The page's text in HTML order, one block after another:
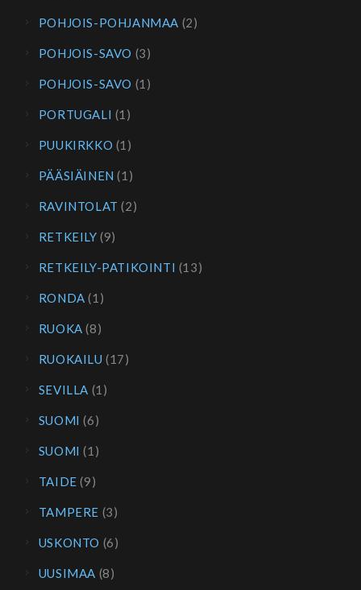
POHJOIS-POHJANMAA (2)
POHJOIS-SAVO (3)
POHJOIS-SAVO (1)
PORTUGALI (1)
PUUKIRKKO (1)
PÄÄSIÄINEN (1)
RAVINTOLAT (2)
RETKEILY (9)
RETKEILY-PATIKOINTI (13)
RONDA (1)
RUOKA (8)
RUOKAILU (17)
SEVILLA (1)
SUOMI (6)
SUOMI (1)
TAIDE (9)
TAMPERE (3)
USKONTO (6)
UUSIMAA (8)